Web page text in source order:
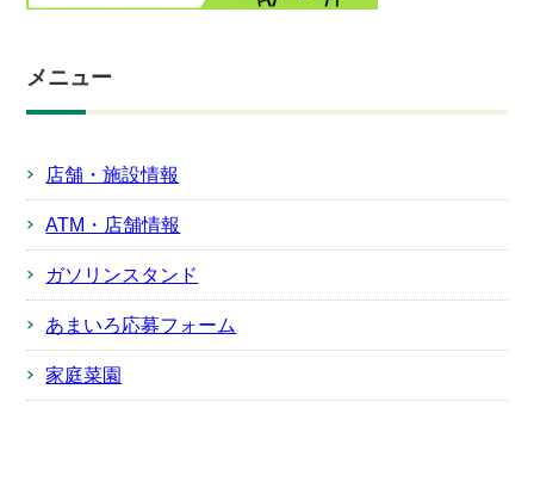
メニュー
店舗・施設情報
ATM・店舗情報
ガソリンスタンド
あまいろ応募フォーム
家庭菜園